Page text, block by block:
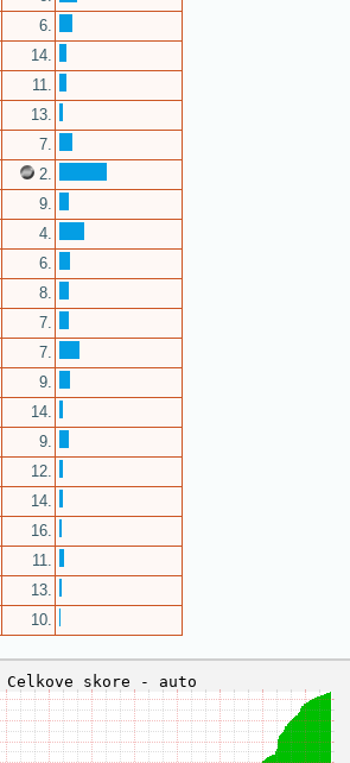
6.
14.
11.
13.
7.
2.
9.
4.
6.
8.
7.
7.
9.
14.
9.
12.
14.
16.
11.
13.
10.